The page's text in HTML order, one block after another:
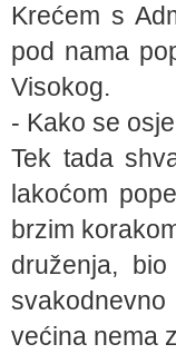
Krećem s
pod nama
Visokog.
- Kako se
Tek tada
lakoćom
brzim
druženja,
većina nema